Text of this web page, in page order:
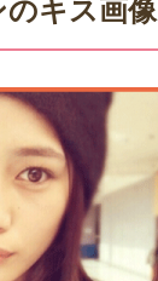
のキス画像